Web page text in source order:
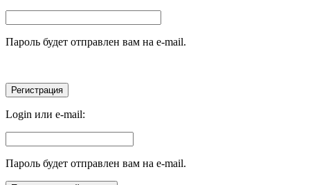
Пароль будет отправлен вам на e-mail.
Login или e-mail:
Пароль будет отправлен вам на e-mail.